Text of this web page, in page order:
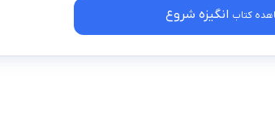
کتاب انگیزه شروع